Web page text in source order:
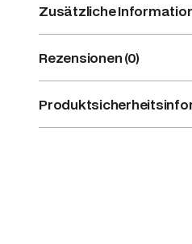
Zusätzliche
Rezensionen (0)